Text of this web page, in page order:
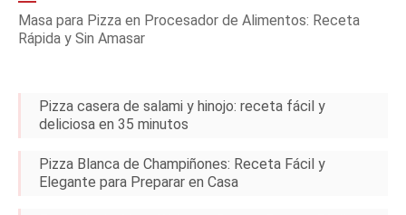
Masa para Pizza en Procesador de Alimentos: Receta
Rápida y Sin Amasar
Pizza casera de salami y hinojo: receta fácil y
deliciosa en 35 minutos
Pizza Blanca de Champiñones: Receta Fácil y
Elegante para Preparar en Casa